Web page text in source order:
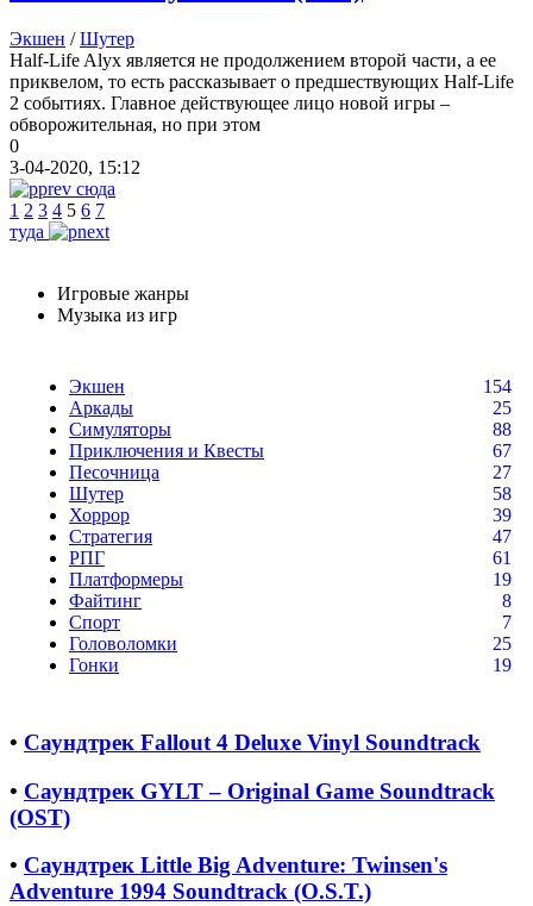
Экшен /Шутер
Half-Life Alyx является не продолжением второй части, а ее
приквелом, то есть рассказывает о предшествующих Half-Life
2 событиях. Главное действующее лицо новой игры –
обворожительная, но при этом
0
3-04-2020, 15:12
сюда
1 2 3 4 5 6 7
туда
Игровые жанры
Музыка из игр
Экшен
154
Аркады
25
Симуляторы
88
Приключения и Квесты
67
Песочница
27
Шутер
58
Хоррор
39
Стратегия
47
РПГ
61
Платформеры
19
Файтинг
8
Спорт
7
Головоломки
25
Гонки
19
• Саундтрек Fallout 4 Deluxe Vinyl Soundtrack
• Саундтрек GYLT – Original Game Soundtrack
(OST)
• Саундтрек Little Big Adventure: Twinsen's
Adventure 1994 Soundtrack (O.S.T.)